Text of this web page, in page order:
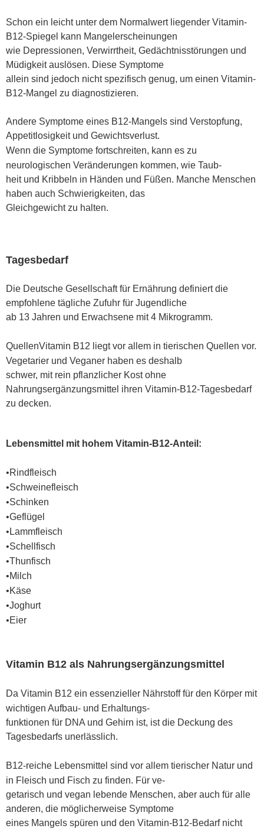
Schon ein leicht unter dem Normalwert liegender Vitamin-
B12-Spiegel kann Mangelerscheinungen
wie Depressionen, Verwirrtheit, Gedächtnisstörungen und
Müdigkeit auslösen. Diese Symptome
allein sind jedoch nicht spezifisch genug, um einen Vitamin-
B12-Mangel zu diagnostizieren.
Andere Symptome eines B12-Mangels sind Verstopfung,
Appetitlosigkeit und Gewichtsverlust.
Wenn die Symptome fortschreiten, kann es zu
neurologischen Veränderungen kommen, wie Taub-
heit und Kribbeln in Händen und Füßen. Manche Menschen
haben auch Schwierigkeiten, das
Gleichgewicht zu halten.
Tagesbedarf
Die Deutsche Gesellschaft für Ernährung definiert die
empfohlene tägliche Zufuhr für Jugendliche
ab 13 Jahren und Erwachsene mit 4 Mikrogramm.
QuellenVitamin B12 liegt vor allem in tierischen Quellen vor.
Vegetarier und Veganer haben es deshalb
schwer, mit rein pflanzlicher Kost ohne
Nahrungsergänzungsmittel ihren Vitamin-B12-Tagesbedarf
zu decken.
Lebensmittel mit hohem Vitamin-B12-Anteil:
•Rindfleisch
•Schweinefleisch
•Schinken
•Geflügel
• Lammfleisch
•Schellfisch
•Thunfisch
•Milch
•Käse
•Joghurt
•Eier
Vitamin B12 als Nahrungsergänzungsmittel
Da Vitamin B12 ein essenzieller Nährstoff für den Körper mit
wichtigen Aufbau- und Erhaltungs-
funktionen für DNA und Gehirn ist, ist die Deckung des
Tagesbedarfs unerlässlich.
B12-reiche Lebensmittel sind vor allem tierischer Natur und
in Fleisch und Fisch zu finden. Für ve-
getarisch und vegan lebende Menschen, aber auch für alle
anderen, die möglicherweise Symptome
eines Mangels spüren und den Vitamin-B12-Bedarf nicht